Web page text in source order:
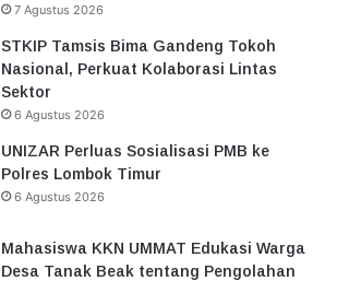
7 Agustus 2026
STKIP Tamsis Bima Gandeng Tokoh
Nasional, Perkuat Kolaborasi Lintas
Sektor
6 Agustus 2026
UNIZAR Perluas Sosialisasi PMB ke
Polres Lombok Timur
6 Agustus 2026
Mahasiswa KKN UMMAT Edukasi Warga
Desa Tanak Beak tentang Pengolahan